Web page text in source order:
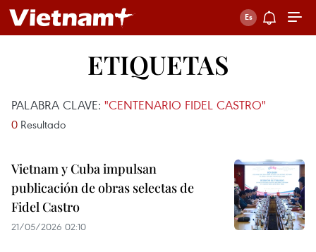
ETIQUETAS
PALABRA CLAVE: "CENTENARIO FIDEL CASTRO"
0 Resultado
Vietnam y Cuba impulsan
publicación de obras selectas de
Fidel Castro
21/05/2026 02:10